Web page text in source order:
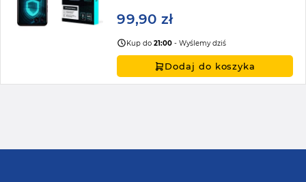
99,90 zł
Kup do21:00 - Wyślemy dziś
Dodaj do koszyka